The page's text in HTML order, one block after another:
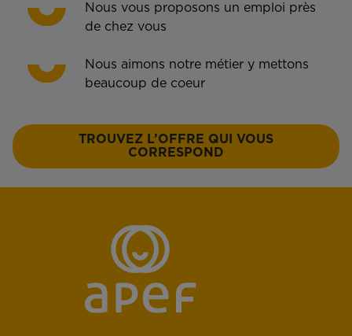
Nous vous proposons un emploi près
de chez vous
Nous aimons notre métier y mettons
beaucoup de coeur
TROUVEZ L’OFFRE QUI VOUS
CORRESPOND